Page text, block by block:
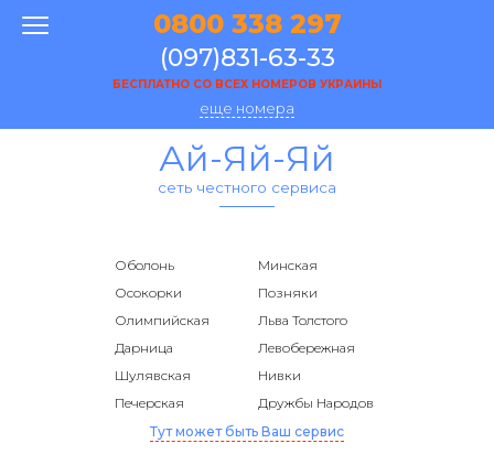
0800 338 297
(097)831-63-33
БЕСПЛАТНО СО ВСЕХ НОМЕРОВ УКРАИНЫ
еще номера
Ай-Яй-Яй
сеть честного сервиса
Оболонь
Минская
Осокорки
Позняки
Олимпийская
Льва Толстого
Дарница
Левобережная
Шулявская
Нивки
Печерская
Дружбы Народов
Тут может быть Ваш сервис